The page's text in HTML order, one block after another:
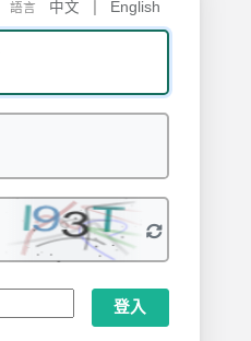
語言 中文 English
登入